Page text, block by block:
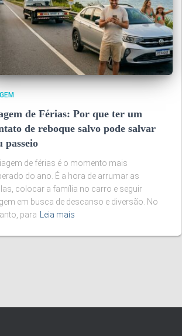
de Férias: Por que ter um
de reboque salvo pode salvar
passeio
de férias é o momento mais
do ano. É a hora de arrumar as
colocar a família no carro e seguir
em busca de descanso e diversão. No
para
Leia mais